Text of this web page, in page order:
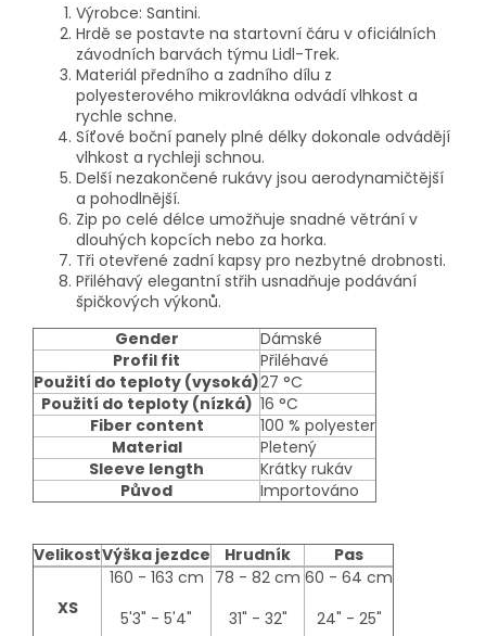
Výrobce: Santini.
Hrdě se postavte na startovní čáru v oficiálních
závodních barvách týmu Lidl-Trek.
Materiál předního a zadního dílu z
polyesterového mikrovlákna odvádí vlhkost a
rychle schne.
Síťové boční panely plné délky dokonale odvádějí
vlhkost a rychleji schnou.
Delší nezakončené rukávy jsou aerodynamičtější
a pohodlnější.
Zip po celé délce umožňuje snadné větrání v
dlouhých kopcích nebo za horka.
Tři otevřené zadní kapsy pro nezbytné drobnosti.
Přiléhavý elegantní střih usnadňuje podávání
špičkových výkonů.
Gender
Dámské
Profil fit
Přiléhavé
Použití do teploty (vysoká)27 °C
Použití do teploty (nízká) 16 °C
Fiber content
100 % polyester
Material
Pletený
Sleeve length
Krátky rukáv
Původ
Importováno
size-
VelikostVýška jezdce Hrudník Pas
XS
160 - 163 cm
5'3" - 5'4"
78 - 82 cm
31" - 32"
60 - 64 cm
24" - 25"